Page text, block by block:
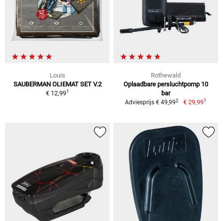
Louis
SAUBERMAN OLIEMAT SET V.2
€ 12,991
Rothewald
Oplaadbare persluchtpomp 10
bar
Adviesprijs € 49,992 € 29,991